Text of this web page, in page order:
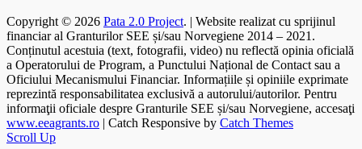
Copyright © 2026 Pata 2.0 Project. | Website realizat cu sprijinul
financiar al Granturilor SEE și/sau Norvegiene 2014 – 2021.
Conținutul acestuia (text, fotografii, video) nu reflectă opinia oficială
a Operatorului de Program, a Punctului Național de Contact sau a
Oficiului Mecanismului Financiar. Informațiile și opiniile exprimate
reprezintă responsabilitatea exclusivă a autorului/autorilor. Pentru
informaţii oficiale despre Granturile SEE și/sau Norvegiene, accesaţi
www.eeagrants.ro | Catch Responsive by Catch Themes
Scroll Up